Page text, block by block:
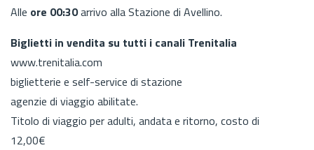
Alle ore 00:30arrivo alla Stazione di Avellino.
Biglietti in vendita su tutti i canali Trenitalia
www.trenitalia.com
biglietterie e self-service di stazione
agenzie di viaggio abilitate.
Titolo di viaggio per adulti, andata e ritorno, costo di
12,00€